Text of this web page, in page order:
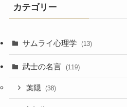
カテゴリー
サムライ心理学 (13)
武士の名言 (119)
葉隠 (38)